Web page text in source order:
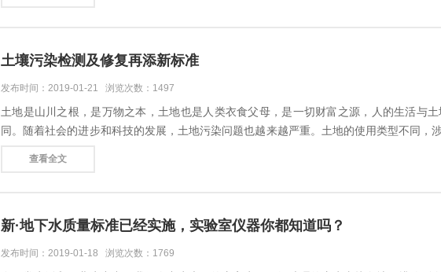
土壤污染检测及修复再添新标准
发布时间：2019-01-21 浏览次数：1497
土地是山川之根，是万物之本，土地也是人类衣食父母，是一切财富之源，人的生活与
同。随着社会的进步和科技的发展，土地污染问题也越来越严重。土地的使用类型不同
查看全文
新·地下水质量标准已经实施，实验室仪器你都知道吗？
发布时间：2019-01-18 浏览次数：1769